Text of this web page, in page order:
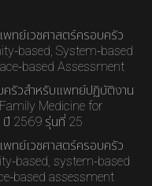
ทย์เวชศาสตร์ครอบครัว
based, System-based
based Assessment
ครัวสำหรับแพทย์ปฏิบัติงาน
Medicine for
ปี 2569 รุ่นที่ 25
ทย์เวชศาสตร์ครอบครัว
based, system-based
based assessment